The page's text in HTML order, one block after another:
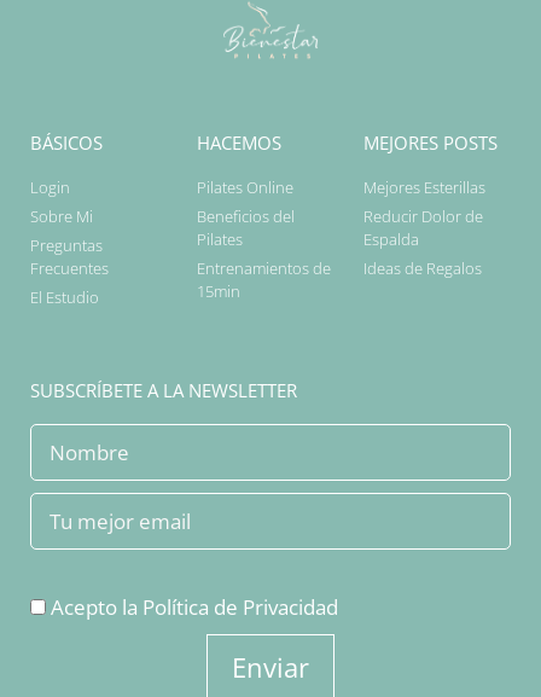
BÁSICOS
Login
Sobre Mi
Preguntas
Frecuentes
El Estudio
HACEMOS
Pilates Online
Beneficios del
Pilates
Entrenamientos de
15min
MEJORES POSTS
Mejores Esterillas
Reducir Dolor de
Espalda
Ideas de Regalos
SUBSCRÍBETE A LA NEWSLETTER
Acepto la Política de Privacidad